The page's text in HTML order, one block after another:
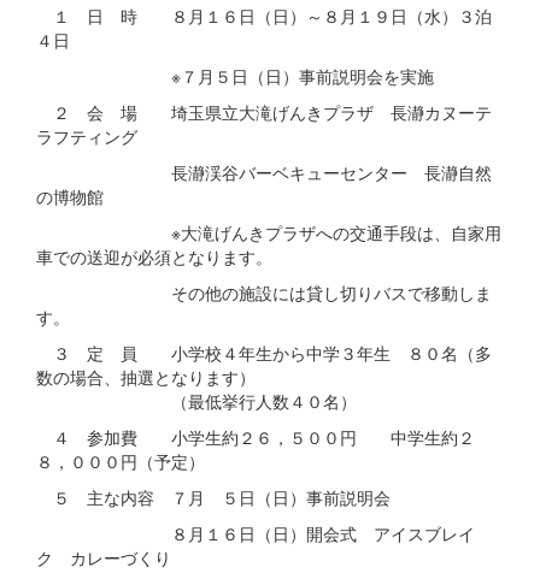
１ 日 時 ８月１６日（日）～８月１９日（水）３泊
４日
※７月５日（日）事前説明会を実施
２ 会 場 埼玉県立大滝げんきプラザ 長瀞カヌーテ
ラフティング
長瀞渓谷バーベキューセンター 長瀞自然
の博物館
※大滝げんきプラザへの交通手段は、自家用
車での送迎が必須となります。
その他の施設には貸し切りバスで移動しま
す。
３ 定 員 小学校４年生から中学３年生 ８０名（多
数の場合、抽選となります）
（最低挙行人数４０名）
４ 参加費 小学生約２６，５００円 中学生約２
８，０００円（予定）
５ 主な内容 ７月 ５日（日）事前説明会
８月１６日（日）開会式 アイスブレイ
ク カレーづくり